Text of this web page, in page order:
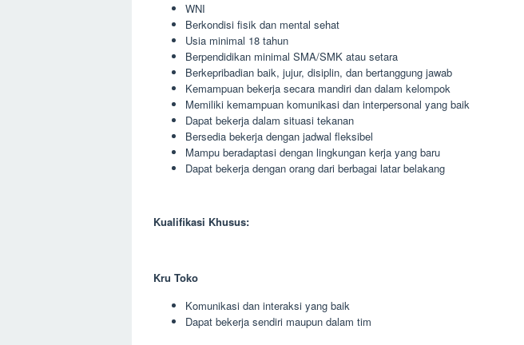
WNI
Berkondisi fisik dan mental sehat
Usia minimal 18 tahun
Berpendidikan minimal SMA/SMK atau setara
Berkepribadian baik, jujur, disiplin, dan bertanggung jawab
Kemampuan bekerja secara mandiri dan dalam kelompok
Memiliki kemampuan komunikasi dan interpersonal yang baik
Dapat bekerja dalam situasi tekanan
Bersedia bekerja dengan jadwal fleksibel
Mampu beradaptasi dengan lingkungan kerja yang baru
Dapat bekerja dengan orang dari berbagai latar belakang
Kualifikasi Khusus:
Kru Toko
Komunikasi dan interaksi yang baik
Dapat bekerja sendiri maupun dalam tim